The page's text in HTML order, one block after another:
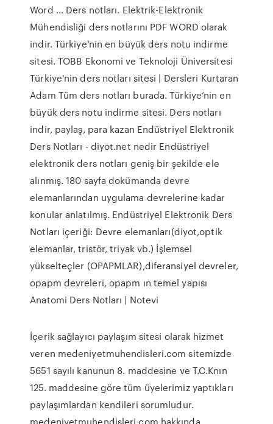
Word ... Ders notları. Elektrik-Elektronik
Mühendisliği ders notlarını PDF WORD olarak
indir. Türkiye’nin en büyük ders notu indirme
sitesi. TOBB Ekonomi ve Teknoloji Üniversitesi
Türkiye'nin ders notları sitesi | Dersleri Kurtaran
Adam Tüm ders notları burada. Türkiye’nin en
büyük ders notu indirme sitesi. Ders notları
indir, paylaş, para kazan Endüstriyel Elektronik
Ders Notları - diyot.net nedir Endüstriyel
elektronik ders notları geniş bir şekilde ele
alınmış. 180 sayfa dokümanda devre
elemanlarından uygulama devrelerine kadar
konular anlatılmış. Endüstriyel Elektronik Ders
Notları içeriği: Devre elemanları(diyot,optik
elemanlar, tristör, triyak vb.) İşlemsel
yükselteçler (OPAPMLAR),diferansiyel devreler,
opapm devreleri, opapm ın temel yapısı
Anatomi Ders Notları | Notevi
İçerik sağlayıcı paylaşım sitesi olarak hizmet
veren medeniyetmuhendisleri.com sitemizde
5651 sayılı kanunun 8. maddesine ve T.C.Knın
125. maddesine göre tüm üyelerimiz yaptıkları
paylaşımlardan kendileri sorumludur.
medeniyetmuhendisleri.com hakkında